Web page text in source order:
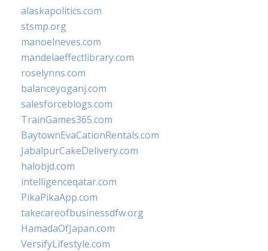
alaskapolitics.com
stsmp.org
manoelneves.com
mandelaeffectlibrary.com
roselynns.com
balanceyoganj.com
salesforceblogs.com
TrainGames365.com
BaytownEvaCationRentals.com
JabalpurCakeDelivery.com
halobjd.com
intelligenceqatar.com
PikaPikaApp.com
takecareofbusinessdfw.org
HamadaOfJapan.com
VersifyLifestyle.com